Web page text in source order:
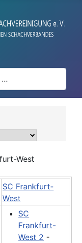
West
SC Frankfurt-
West
SC
Frankfurt-
West 2 -